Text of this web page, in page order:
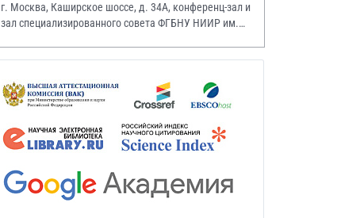
г. Москва, Каширское шоссе, д. 34А, конференц-зал и
зал специализированного совета ФГБНУ НИИР им.